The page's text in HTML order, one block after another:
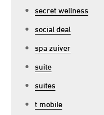
secret wellness
social deal
spa zuiver
suite
suites
t mobile